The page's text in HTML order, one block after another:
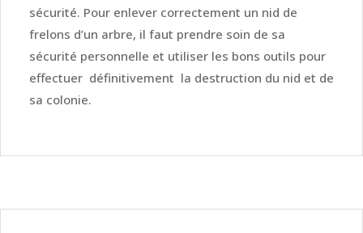
sécurité. Pour enlever correctement un nid de
frelons d’un arbre, il faut prendre soin de sa
sécurité personnelle et utiliser les bons outils pour
effectuer définitivement la destruction du nid et de
sa colonie.